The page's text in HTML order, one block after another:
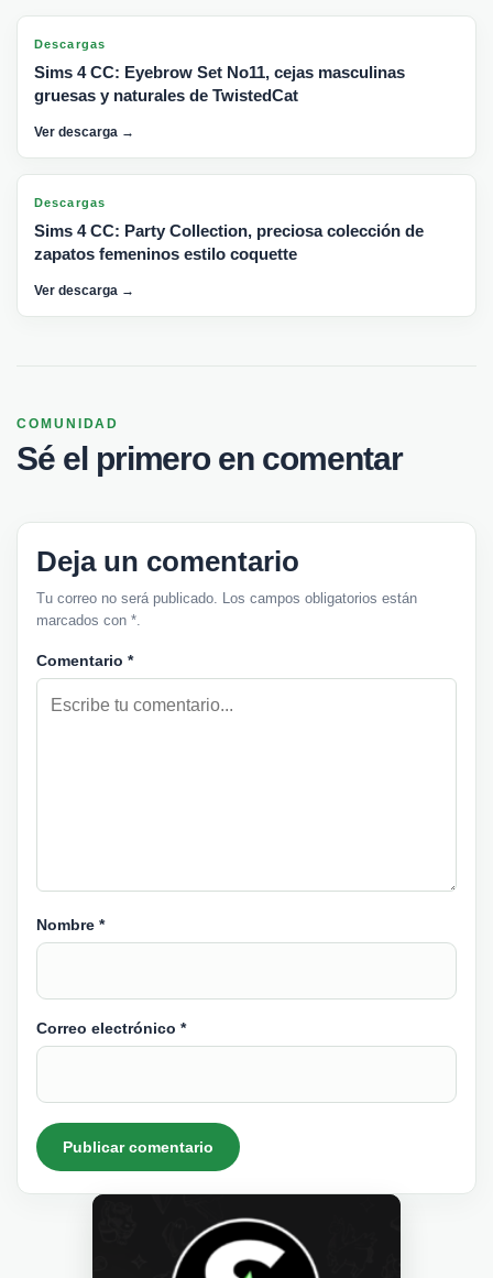
Descargas
Sims 4 CC: Eyebrow Set No11, cejas masculinas
gruesas y naturales de TwistedCat
Ver descarga →
Descargas
Sims 4 CC: Party Collection, preciosa colección de
zapatos femeninos estilo coquette
Ver descarga →
COMUNIDAD
Sé el primero en comentar
Deja un comentario
Tu correo no será publicado. Los campos obligatorios están
marcados con *.
Comentario *
Nombre *
Correo electrónico *